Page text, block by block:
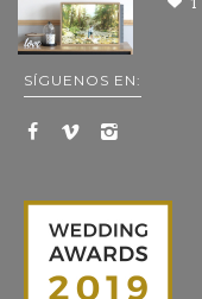
SÍGUENOS EN: